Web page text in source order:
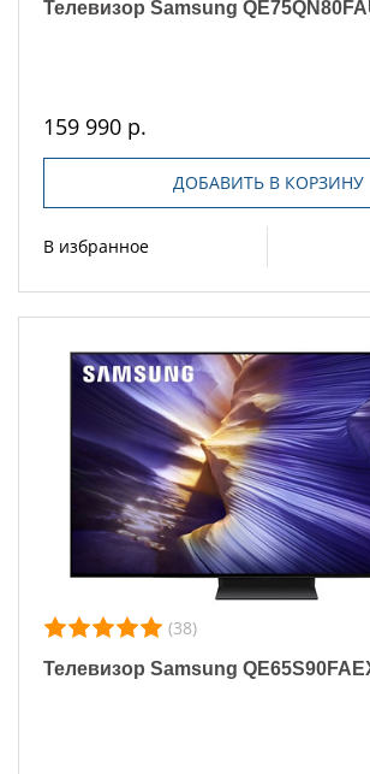
Телевизор Samsung
159 990 р.
ДОБАВИТЬ В КОРЗИНУ
В избранное
(38)
Телевизор Samsung